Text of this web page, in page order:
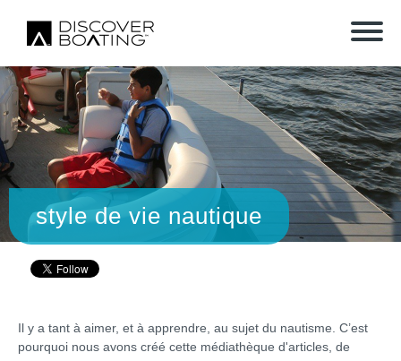
style de vie nautique
Il y a tant à aimer, et à apprendre, au sujet du nautisme. C’est
pourquoi nous avons créé cette médiathèque d'articles, de